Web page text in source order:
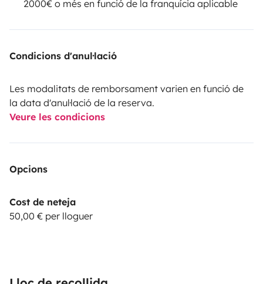
2000€ o més en funció de la franquícia aplicable
Condicions d'anul·lació
Les modalitats de remborsament varien en funció de
la data d'anul·lació de la reserva.
Veure les condicions
Opcions
Cost de neteja
50,00 € per lloguer